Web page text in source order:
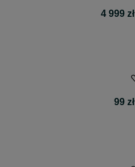
4 999 zł
99 zł